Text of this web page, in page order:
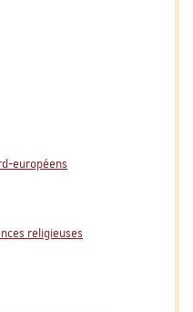
européens
religieuses